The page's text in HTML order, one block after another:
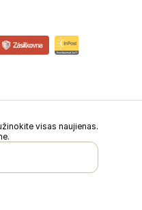
visas naujienas.